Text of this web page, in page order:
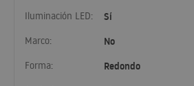
Iluminación LED: Sí
Marco: No
Forma: Redondo